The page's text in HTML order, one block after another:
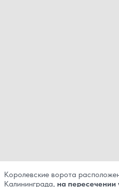
Королевские ворота
Калининграда, на пересечении